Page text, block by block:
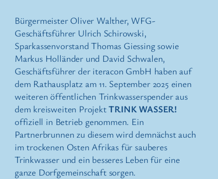
Bürgermeister Oliver Walther, WFG-
Geschäftsführer Ulrich Schirowski,
Sparkassenvorstand Thomas Giessing sowie
Markus Holländer und David Schwalen,
Geschäftsführer der iteracon GmbH haben auf
dem Rathausplatz am 11. September 2025 einen
weiteren öffentlichen Trinkwasserspender aus
dem kreisweiten ProjektTRINK WASSER!
offiziell in Betrieb genommen. Ein
Partnerbrunnen zu diesem wird demnächst auch
im trockenen Osten Afrikas für sauberes
Trinkwasser und ein besseres Leben für eine
ganze Dorfgemeinschaft sorgen.